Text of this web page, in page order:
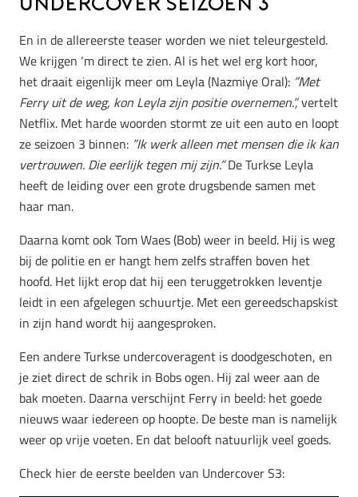
Undercover seizoen 3
En in de allereerste teaser worden we niet teleurgesteld.
We krijgen ‘m direct te zien. Al is het wel erg kort hoor,
het draait eigenlijk meer om Leyla (Nazmiye Oral): ”Met
Ferry uit de weg, kon Leyla zijn positie overnemen.”,vertelt
Netflix. Met harde woorden stormt ze uit een auto en loopt
ze seizoen 3 binnen: ”Ik werk alleen met mensen die ik kan
vertrouwen. Die eerlijk tegen mij zijn.”De Turkse Leyla
heeft de leiding over een grote drugsbende samen met
haar man.
Daarna komt ook Tom Waes (Bob) weer in beeld. Hij is weg
bij de politie en er hangt hem zelfs straffen boven het
hoofd. Het lijkt erop dat hij een teruggetrokken leventje
leidt in een afgelegen schuurtje. Met een gereedschapskist
in zijn hand wordt hij aangesproken.
Een andere Turkse undercoveragent is doodgeschoten, en
je ziet direct de schrik in Bobs ogen. Hij zal weer aan de
bak moeten. Daarna verschijnt Ferry in beeld: het goede
nieuws waar iedereen op hoopte. De beste man is namelijk
weer op vrije voeten. En dat belooft natuurlijk veel goeds.
Check hier de eerste beelden van Undercover S3: